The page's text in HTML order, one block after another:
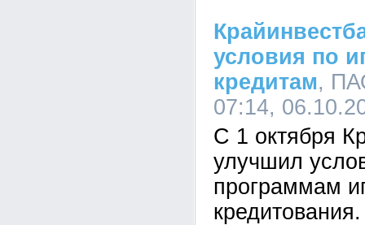
условия по
кредитам,
07:14,
С 1 октября
улучшил
программам
кредитования.